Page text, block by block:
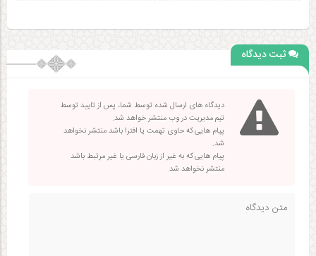
ثبت دیدگاه
دیدگاه های ارسال شده توسط شما، پس از تایید توسط
تیم مدیریت در وب منتشر خواهد شد.
پیام هایی که حاوی تهمت یا افترا باشد منتشر نخواهد
شد.
پیام هایی که به غیر از زبان فارسی یا غیر مرتبط باشد
منتشر نخواهد شد.